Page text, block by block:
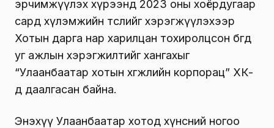
эрчимжүүлэх хүрээнд 2023 оны хоёрдугаар
сард хүлэмжийн төслийг хэрэгжүүлэхээр
Хотын дарга нар харилцан тохиролцсон бөгөөд
уг ажлын хэрэгжилтийг хангахыг
“Улаанбаатар хотын хөгжлийн корпорац” ХК-
д даалгасан байна.
Энэхүү Улаанбаатар хотод хүнсний ногоо